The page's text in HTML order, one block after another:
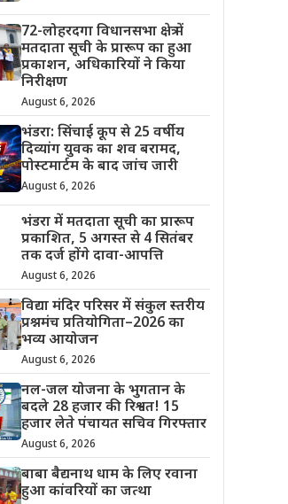
72-लोहरदगा विधानसभा क्षेत्र में
मतदाता सूची के प्रारूप का हुआ
प्रकाशन, अधिकारियों ने किया
निरीक्षण
August 6, 2026
भंडरा: सिंचाई कूप से 25 वर्षीय
दिव्यांग युवक का शव बरामद,
पोस्टमार्टम के बाद जांच जारी
August 6, 2026
भंडरा में मतदाता सूची का प्रारूप
प्रकाशित, 5 अगस्त से 4 सितंबर
तक दर्ज होंगे दावा-आपत्ति
August 6, 2026
विद्या मंदिर परिसर में संकुल स्तरीय
प्रश्नमंच प्रतियोगिता–2026 का
भव्य आयोजन
August 6, 2026
नल-जल योजना के भुगतान के
बदले 28 हजार की रिश्वत! 15
हजार लेते पंचायत सचिव गिरफ्तार
August 6, 2026
बाबा बैद्यनाथ धाम के लिए रवाना
हुआ कांवरियों का जत्था